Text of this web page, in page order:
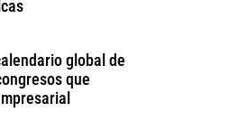
global de
que